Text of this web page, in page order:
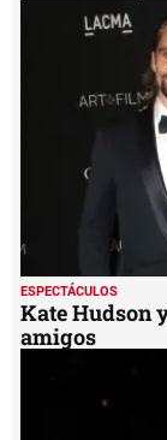
ESPECTÁCULOS
Kate Hudson
amigos